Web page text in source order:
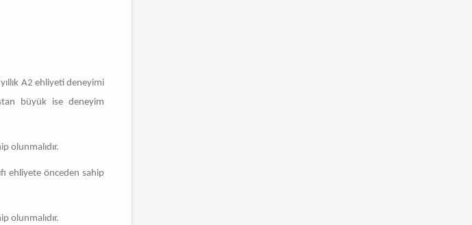
A2 ehliyeti deneyimi
büyük ise deneyim
olunmalıdır.
ehliyete önceden sahip
olunmalıdır.